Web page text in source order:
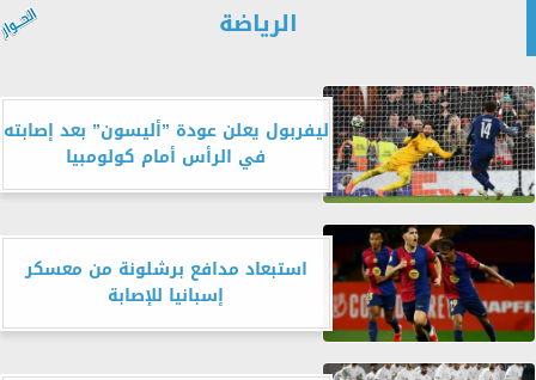
الرياضة
ليفربول يعلن عودة ”أليسون” بعد إصابته
في الرأس أمام كولومبيا
استبعاد مدافع برشلونة من معسكر
إسبانيا للإصابة